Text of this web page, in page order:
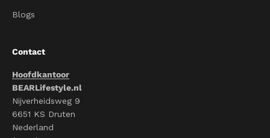
Blogs
Contact
Hoofdkantoor
BEARLifestyle.nl
Nijverheidsweg 9
6651 KS Druten
Nederland